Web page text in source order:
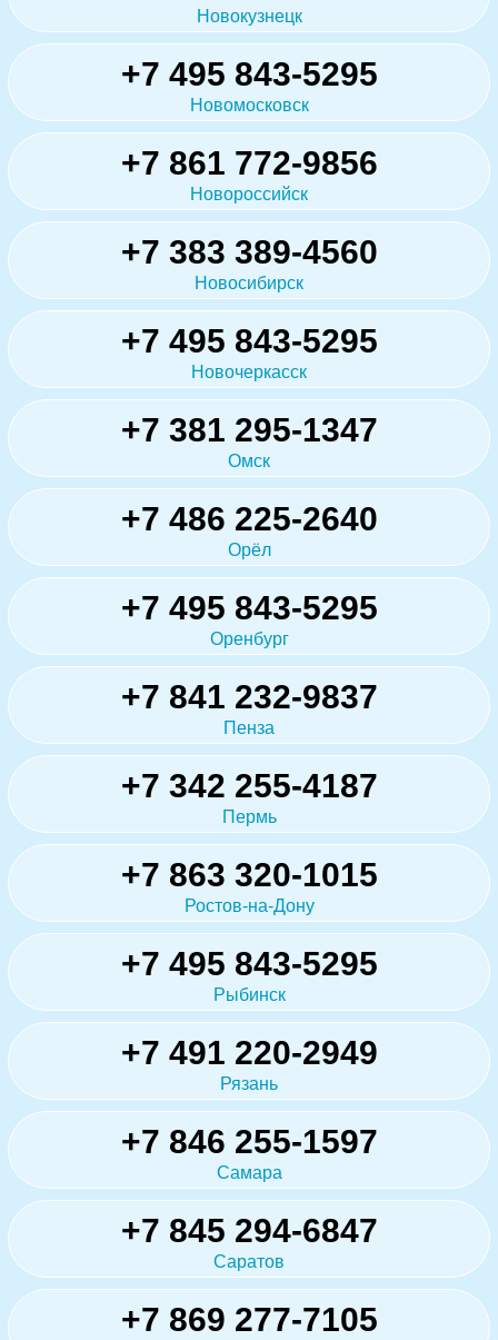
Новокузнецк
+7 495 843-5295
Новомосковск
+7 861 772-9856
Новороссийск
+7 383 389-4560
Новосибирск
+7 495 843-5295
Новочеркасск
+7 381 295-1347
Омск
+7 486 225-2640
Орёл
+7 495 843-5295
Оренбург
+7 841 232-9837
Пенза
+7 342 255-4187
Пермь
+7 863 320-1015
Ростов-на-Дону
+7 495 843-5295
Рыбинск
+7 491 220-2949
Рязань
+7 846 255-1597
Самара
+7 845 294-6847
Саратов
+7 869 277-7105